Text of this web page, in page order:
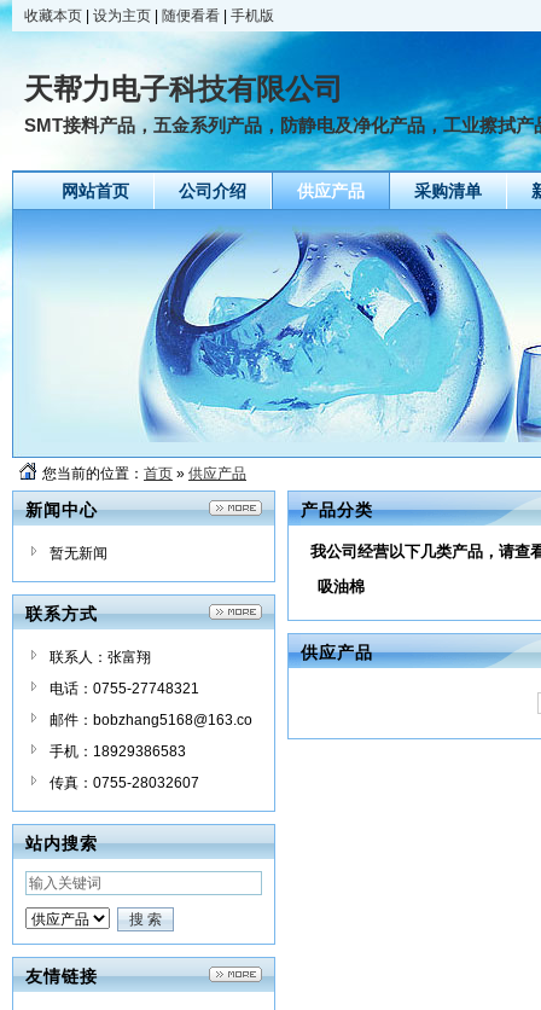
收藏本页 设为主页 随便看看 手机版
天帮力电子科技有限公司
SMT接料产品，五金系列产品，防静电及净化产品，工业擦拭
网站首页 公司介绍 供应产品 采购清单
您当前的位置： 首页 » 供应产品
新闻中心
暂无新闻
联系方式
联系人：张富翔
电话：0755-27748321
邮件：bobzhang5168@163.co
m
手机：18929386583
传真：0755-28032607
站内搜索
友情链接
产品分类
我公司经营以下几类产品，请查
吸油棉
供应产品